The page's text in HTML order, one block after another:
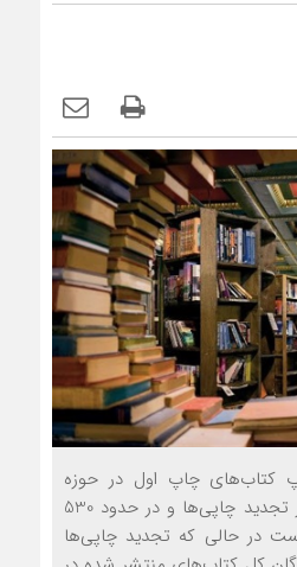
کتاب‌های چاپ اول در حوزه
کودک و نوجوان کمتر از تجدید چاپی‌ها و در حدود 530
در حالی که تجدید چاپی‌ها